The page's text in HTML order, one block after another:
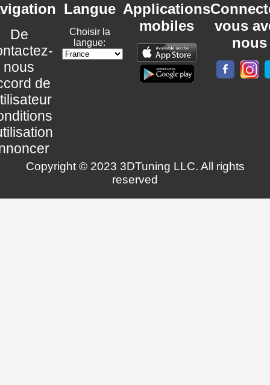
De
nous
de
Langue
Choisir la
langue:
Applications
mobiles
vous
nous
Copyright © 2023 3DTuning LLC. All rights
reserved